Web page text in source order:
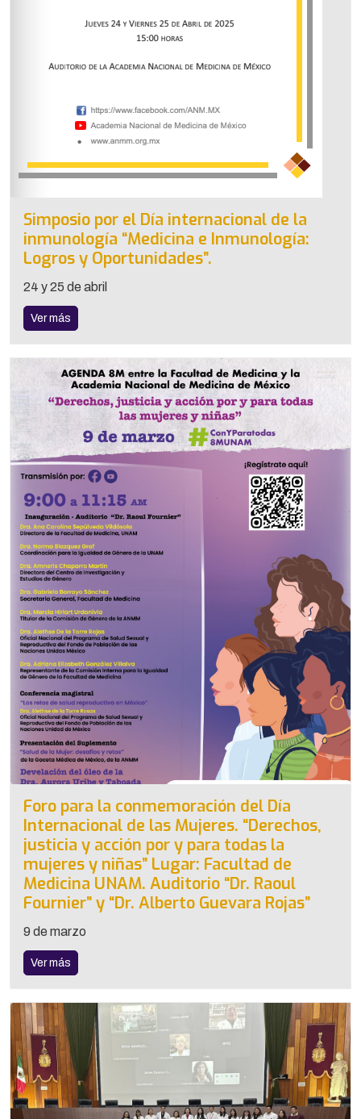
Simposio por el Día internacional de la
inmunología “Medicina e Inmunología:
Logros y Oportunidades”.
24 y 25 de abril
Ver más
Foro para la conmemoración del Día
Internacional de las Mujeres. “Derechos,
justicia y acción por y para todas la
mujeres y niñas” Lugar: Facultad de
Medicina UNAM. Auditorio “Dr. Raoul
Fournier” y “Dr. Alberto Guevara Rojas”
9 de marzo
Ver más